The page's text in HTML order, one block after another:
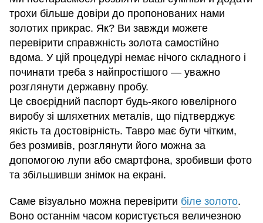
трохи більше довіри до пропонованих нами
золотих прикрас. Як? Ви завжди можете
перевірити справжність золота самостійно
вдома. У цій процедурі немає нічого складного і
починати треба з найпростішого — уважно
розглянути державну пробу.
Це своєрідний паспорт будь-якого ювелірного
виробу зі шляхетних металів, що підтверджує
якість та достовірність. Тавро має бути чітким,
без розмивів, розглянути його можна за
допомогою лупи або смартфона, зробивши фото
та збільшивши знімок на екрані.
Саме візуально можна перевірити біле золото.
Воно останнім часом користується величезною